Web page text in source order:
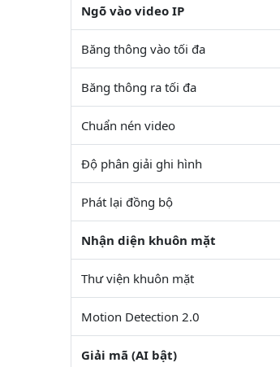
Ngõ vào video IP
Băng thông vào tối đa
Băng thông ra tối đa
Chuẩn nén video
Độ phân giải ghi hình
Phát lại đồng bộ
Nhận diện khuôn mặt
Thư viện khuôn mặt
Motion Detection 2.0
Giải mã (AI bật)